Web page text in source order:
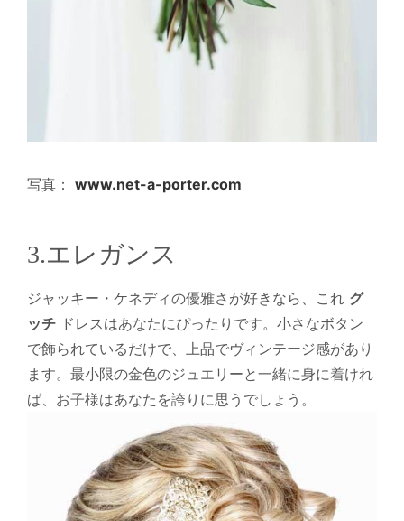
写真： www.net-a-porter.com
3.エレガンス
ジャッキー・ケネディの優雅さが好きなら、これ グ
ッチ ドレスはあなたにぴったりです。小さなボタン
で飾られているだけで、上品でヴィンテージ感があり
ます。最小限の金色のジュエリーと一緒に身に着けれ
ば、お子様はあなたを誇りに思うでしょう。